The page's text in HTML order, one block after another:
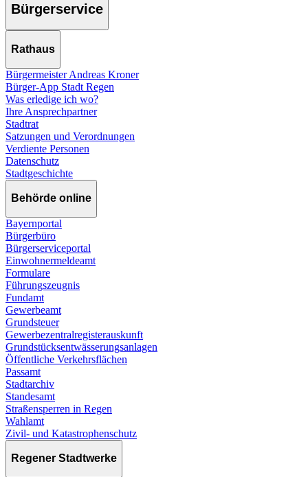
Bürgerservice
Rathaus
Bürgermeister Andreas Kroner
Bürger-App Stadt Regen
Was erledige ich wo?
Ihre Ansprechpartner
Stadtrat
Satzungen und Verordnungen
Verdiente Personen
Datenschutz
Stadtgeschichte
Behörde online
Bayernportal
Bürgerbüro
Bürgerserviceportal
Einwohnermeldeamt
Formulare
Führungszeugnis
Fundamt
Gewerbeamt
Grundsteuer
Gewerbezentralregisterauskunft
Grundstücksentwässerungsanlagen
Öffentliche Verkehrsflächen
Passamt
Stadtarchiv
Standesamt
Straßensperren in Regen
Wahlamt
Zivil- und Katastrophenschutz
Regener Stadtwerke